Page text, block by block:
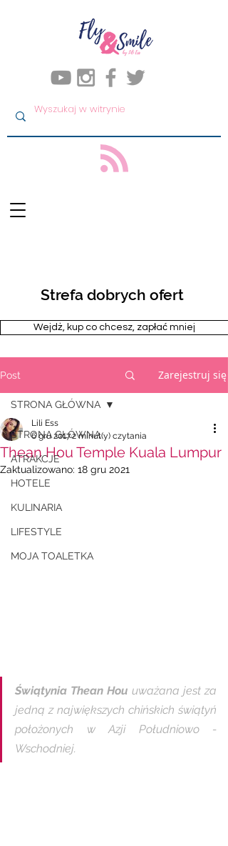
Strefa dobrych ofert
Wejdż, kup co chcesz, zapłać mniej
Post Zarejestruj się
STRONA GŁÓWNA
ATRAKCJE
HOTELE
KULINARIA
LIFESTYLE
MOJA TOALETKA
STRONA GŁÓWNA
Thean Hou Temple Kuala Lumpur
Lili Ess
6 gru 20172 minut(y) czytania
Zaktualizowano: 18 gru 2021
Świątynia Thean Hou uważana jest za
jedną z największych chińskich świątyń
położonych w Azji Południowo -
Wschodniej.